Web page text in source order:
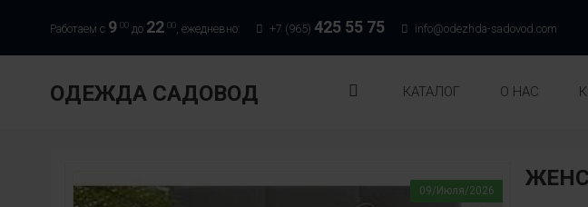
Работаем с 9 00 до 22 00, ежедневно: +7 (965) 425 55 75 info@odezhda-sadovod.com
ОДЕЖДА САДОВОД КАТАЛОГ О НАС
09/Июля/2026